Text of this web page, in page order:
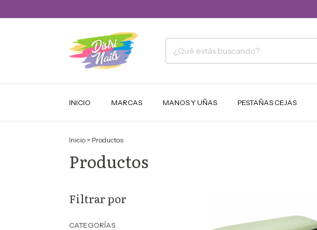
INICIO MARCAS MANOS Y UÑAS PESTAÑAS CEJAS
Inicio > Productos
Productos
Filtrar por
CATEGORÍAS